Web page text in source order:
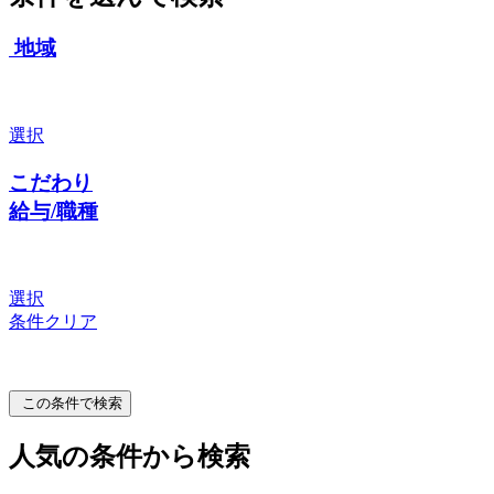
地域
選択
こだわり
給与/職種
選択
条件クリア
この条件で検索
人気の条件から検索